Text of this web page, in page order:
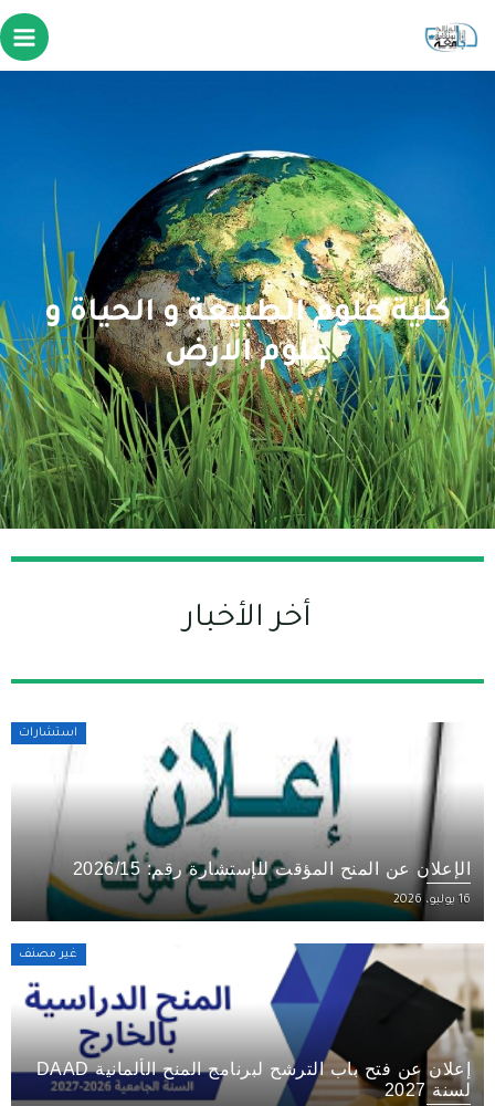
كلية علوم الطبيعة و الحياة و
علوم الارض
أخر الأخبار
استشارات
الإعلان عن المنح المؤقت للإستشارة رقم: 2026/15
16 يوليو، 2026
غير مصنف
إعلان عن فتح باب الترشح لبرنامج المنح الألمانية DAAD
لسنة 2027